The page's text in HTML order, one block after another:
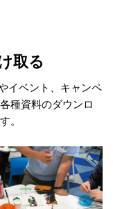
取る
ベント、 キャンペ
各種資料のダウンロ
。